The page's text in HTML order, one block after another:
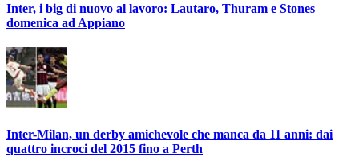
Inter, i big di nuovo al lavoro: Lautaro, Thuram e Stones
domenica ad Appiano
Inter-Milan, un derby amichevole che manca da 11 anni: dai
quattro incroci del 2015 fino a Perth